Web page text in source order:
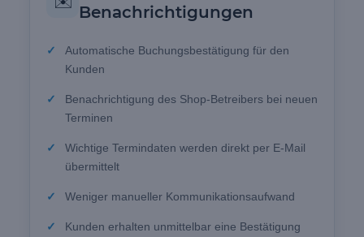
Benachrichtigungen
Automatische Buchungsbestätigung für den
Kunden
Benachrichtigung des Shop-Betreibers bei neuen
Terminen
Wichtige Termindaten werden direkt per E-Mail
übermittelt
Weniger manueller Kommunikationsaufwand
Kunden erhalten unmittelbar eine Bestätigung